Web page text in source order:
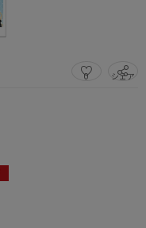
0 シェア